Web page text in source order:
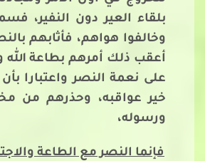
بلقاء العير دون النفير،
وخالفوا هواهم، فأثابهم
أعقب ذلك أمرهم بطاعة
على نعمة النصر واعتبارا
خير عواقبه، وحذرهم من
ورسوله،
فإنما النصر مع الطاعة